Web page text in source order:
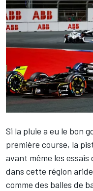
Si la pluie a eu le bon
première course, la
avant même les
dans cette région
comme des balles de